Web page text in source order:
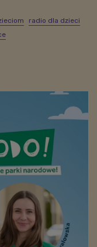
radio dla dzieci